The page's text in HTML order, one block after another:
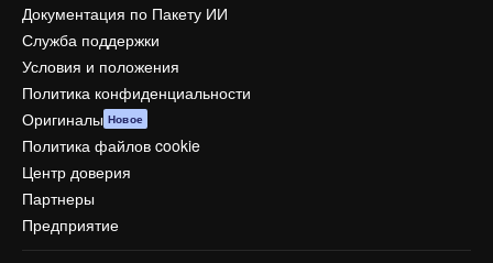
Документация по Пакету ИИ
Служба поддержки
Условия и положения
Политика конфиденциальности
Оригиналы Новое
Политика файлов cookie
Центр доверия
Партнеры
Предприятие